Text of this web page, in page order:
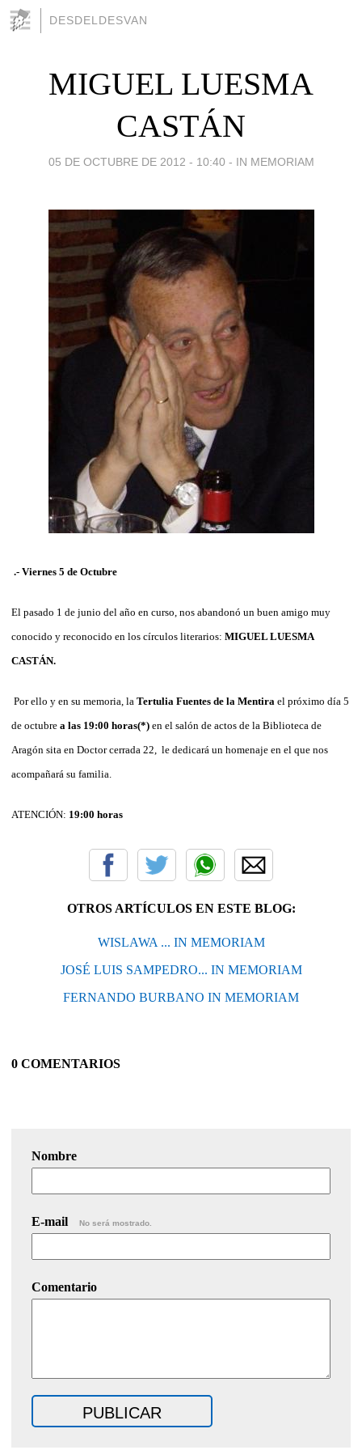
DESDELDESVAN
MIGUEL LUESMA
CASTÁN
05 DE OCTUBRE DE 2012 - 10:40 - IN MEMORIAM
.- Viernes 5 de Octubre
El pasado 1 de junio del año en curso, nos abandonó un buen amigo muy
conocido y reconocido en los círculos literarios: MIGUEL LUESMA
CASTÁN.
Por ello y en su memoria, la Tertulia Fuentes de la Mentira el próximo día 5
de octubre a las 19:00 horas(*) en el salón de actos de la Biblioteca de
Aragón sita en Doctor cerrada 22, le dedicará un homenaje en el que nos
acompañará su familia.
ATENCIÓN: 19:00 horas
OTROS ARTÍCULOS EN ESTE BLOG:
WISLAWA ... IN MEMORIAM
JOSÉ LUIS SAMPEDRO... IN MEMORIAM
FERNANDO BURBANO IN MEMORIAM
0 COMENTARIOS
Nombre
E-mail No será mostrado.
Comentario